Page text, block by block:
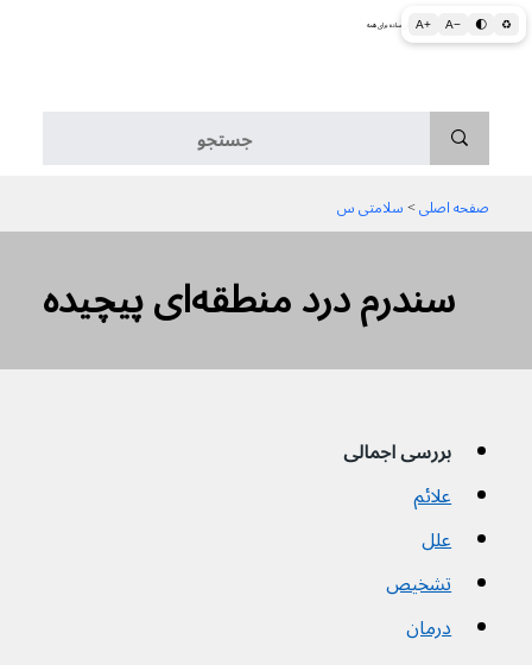
A+ A− 🌓 ♻ اطلاعات پزشکی و بهداشتی به زبان ساده برای همه
صفحه اصلی > سلامتی س
سندرم درد منطقه‌ای پیچیده
بررسی اجمالی
علائم
علل
تشخیص
درمان